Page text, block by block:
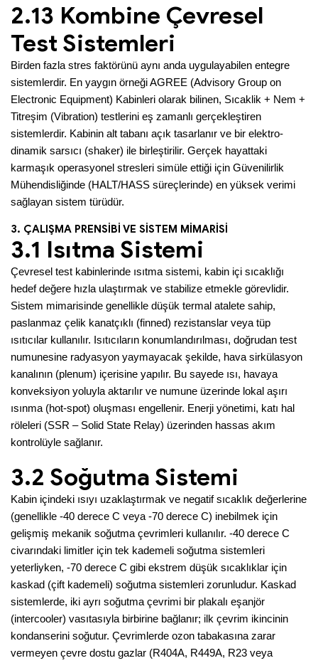
2.13 Kombine Çevresel
Test Sistemleri
Birden fazla stres faktörünü aynı anda uygulayabilen entegre
sistemlerdir. En yaygın örneği AGREE (Advisory Group on
Electronic Equipment) Kabinleri olarak bilinen, Sıcaklik + Nem +
Titreşim (Vibration) testlerini eş zamanlı gerçekleştiren
sistemlerdir. Kabinin alt tabanı açık tasarlanır ve bir elektro-
dinamik sarsıcı (shaker) ile birleştirilir. Gerçek hayattaki
karmaşık operasyonel stresleri simüle ettiği için Güvenilirlik
Mühendisliğinde (HALT/HASS süreçlerinde) en yüksek verimi
sağlayan sistem türüdür.
3. ÇALIŞMA PRENSİBİ VE SİSTEM MİMARİSİ
3.1 Isıtma Sistemi
Çevresel test kabinlerinde ısıtma sistemi, kabin içi sıcaklığı
hedef değere hızla ulaştırmak ve stabilize etmekle görevlidir.
Sistem mimarisinde genellikle düşük termal atalete sahip,
paslanmaz çelik kanatçıklı (finned) rezistanslar veya tüp
ısıtıcılar kullanılır. Isıtıcıların konumlandırılması, doğrudan test
numunesine radyasyon yaymayacak şekilde, hava sirkülasyon
kanalının (plenum) içerisine yapılır. Bu sayede ısı, havaya
konveksiyon yoluyla aktarılır ve numune üzerinde lokal aşırı
ısınma (hot-spot) oluşması engellenir. Enerji yönetimi, katı hal
röleleri (SSR – Solid State Relay) üzerinden hassas akım
kontrolüyle sağlanır.
3.2 Soğutma Sistemi
Kabin içindeki ısıyı uzaklaştırmak ve negatif sıcaklık değerlerine
(genellikle -40 derece C veya -70 derece C) inebilmek için
gelişmiş mekanik soğutma çevrimleri kullanılır. -40 derece C
civarındaki limitler için tek kademeli soğutma sistemleri
yeterliyken, -70 derece C gibi ekstrem düşük sıcaklıklar için
kaskad (çift kademeli) soğutma sistemleri zorunludur. Kaskad
sistemlerde, iki ayrı soğutma çevrimi bir plakalı eşanjör
(intercooler) vasıtasıyla birbirine bağlanır; ilk çevrim ikincinin
kondanserini soğutur. Çevrimlerde ozon tabakasına zarar
vermeyen çevre dostu gazlar (R404A, R449A, R23 veya